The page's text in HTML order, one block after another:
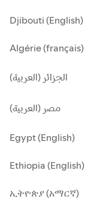
Djibouti (English)
Algérie (français)
الجزائر (العربية)
مصر (العربية)
Egypt (English)
Ethiopia (English)
ኢትዮጵያ (አማርኛ)